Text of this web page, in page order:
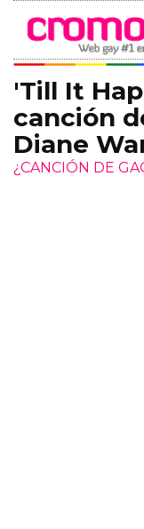
'Till It
canción
Diane
¿CANCIÓN DE